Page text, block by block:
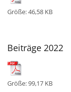
Größe: 46,58 KB
Beiträge 2022
Größe: 99,17 KB